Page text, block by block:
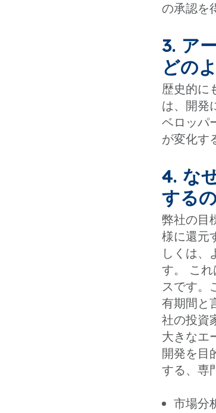
の承認を
3. ア
どの
歴史的に
は、開発
ベロッパ
が変化す
4. な
する
弊社の目
様に還元
しくは、
す。 こ
スです。
有期間と
社の投資
大きなエ
開発を目
する、専
市場分